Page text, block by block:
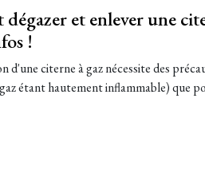
et enlever une
!
d'une citerne à gaz nécessite des
étant hautement inflammable) que